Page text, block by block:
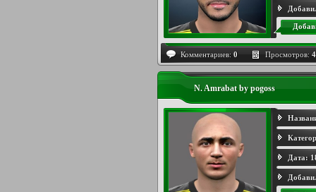
Комментариев: 0 Просмотров:
N. Amrabat by pogoss
Дата: